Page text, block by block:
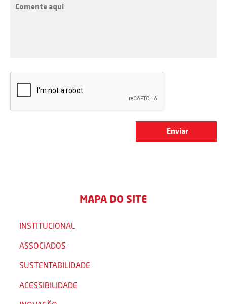
MAPA DO SITE
INSTITUCIONAL
ASSOCIADOS
SUSTENTABILIDADE
ACESSIBILIDADE